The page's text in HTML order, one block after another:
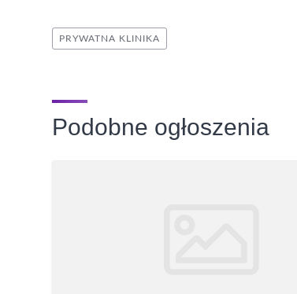
PRYWATNA KLINIKA
Podobne ogłoszenia